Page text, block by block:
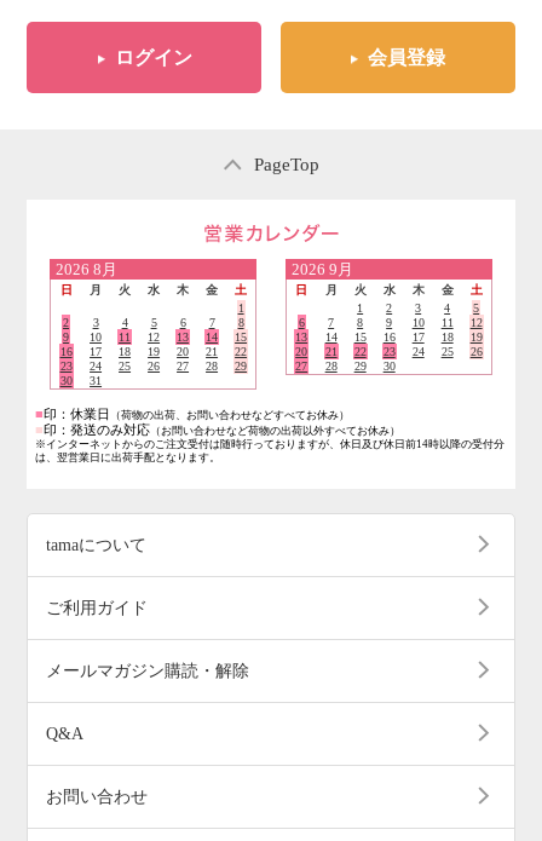
ログイン 会員登録
PageTop
2026 8月
日 月 火 水 木 金
土
1
2
3 4 5 6 7
8
9
10 11 12 13 14
15
16
17 18 19 20 21
22
23
24 25 26 27 28
29
30
31
2026 9月
日 月 火 水 木 金
土
1
2 3 4
5
6
7 8 9 10 11
12
13
14 15 16 17 18
19
20
21 22 23 24 25
26
27
28 29 30
■印：休業日 （荷物の出荷、お問い合わせなどすべてお休み）
■印：発送のみ対応 （お問い合わせなど荷物の出荷以外すべてお休み）
※インターネットからのご注文受付は随時行っておりますが、休日及び休日前14時以降の受付分
は、翌営業日に出荷手配となります。
tamaについて
ご利用ガイド
メールマガジン購読・解除
Q&A
お問い合わせ